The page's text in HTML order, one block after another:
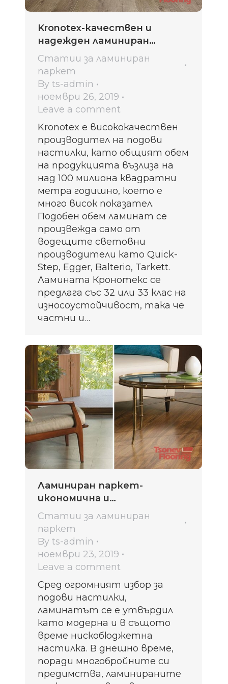
Kronotex-качествен и
надежден ламиниран
паркет
Статии за ламиниран
паркет
Byts-admin
ноември 26, 2019
Leave a comment
Kronotex е висококачествен
производител на подови
настилки, като общият обем
на продукцията възлиза на
над 100 милиона квадратни
метра годишно, което е
много висок показател.
Подобен обем ламинат се
произвежда само от
водещите световни
производители като Quick-
Step, Еgger, Balterio, Tarkett.
Ламината Кронотекс се
предлага със 32 или 33 клас на
износоустойчивост, така че
частни и…
Ламиниран паркет-
икономична и
висококачествена подова
настилка
Статии за ламиниран
паркет
Byts-admin
ноември 23, 2019
Leave a comment
Сред огромният избор за
подови настилки,
ламинатът се е утвърдил
като модерна и в същото
време нискобюджетна
настилка. В днешно време,
поради многобройните си
предимства, ламинираните